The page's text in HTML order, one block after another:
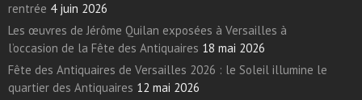
rentrée 4 juin 2026
Les œuvres de Jérôme Quilan exposées à Versailles à
l’occasion de la Fête des Antiquaires 18 mai 2026
Fête des Antiquaires de Versailles 2026 : le Soleil illumine le
quartier des Antiquaires 12 mai 2026